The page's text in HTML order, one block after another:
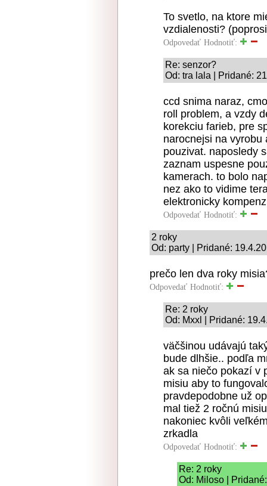
To svetlo, na ktore
vzdialenosti?
Odpovedať Hodnotiť:
Re: senzor?
Od: tra lala | Pridané:
ccd snima naraz,
roll problem, a vzdy
korekciu farieb, pre
narocnejsi na vyrobu
pouzivat. naposledy
zaznam uspesne
kamerach. to bolo
nez ako to vidime
elektronicky
Odpovedať Hodnotiť:
2 roky
Od: party | Pridané:
prečo len dva roky
Odpovedať Hodnotiť:
Re: 2 roky
Od: Mxxl | Pridané:
väčšinou udávajú
bude dlhšie.. podľa
ak sa niečo pokazí v
misiu aby to
pravdepodobne už
mal tiež 2 ročnú
nakoniec kvôli
zrkadla
Odpovedať Hodnotiť:
Re: 2 roky
Od: Miloso |